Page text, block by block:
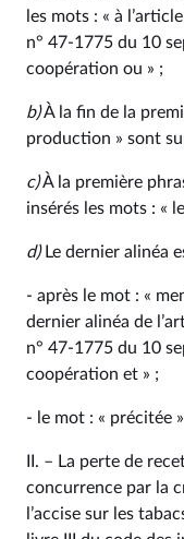
les mots : « à
n° 47‑1775 du 10
coopération ou » ;
b)À la fin de la
production » sont
c)À la première
insérés les mots : «
d)Le dernier alinéa
- après le mot : «
dernier alinéa de
n° 47‑1775 du 10
coopération et » ;
- le mot : « précitée
II. – La perte de
concurrence par la
l’accise sur les